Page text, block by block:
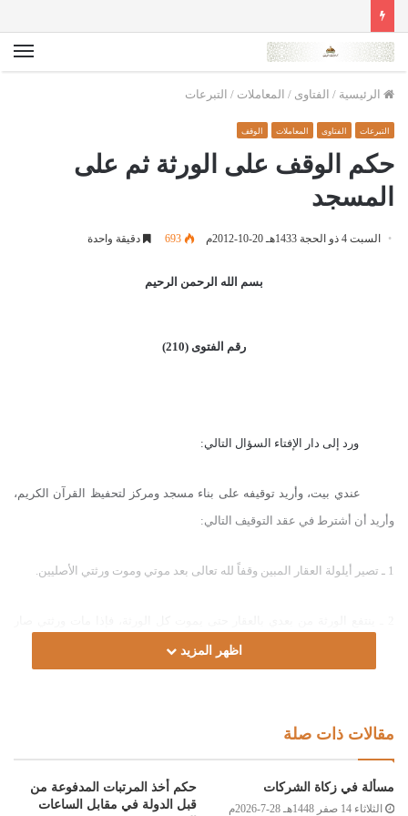
الرئيسية / الفتاوى / المعاملات / التبرعات
التبرعات الفتاوى المعاملات الوقف
حكم الوقف على الورثة ثم على
المسجد
السبت 4 ذو الحجة 1433هـ 20-10-2012م 693 دقيقة واحدة
بسم الله الرحمن الرحيم
رقم الفتوى (210)
ورد إلى دار الإفتاء السؤال التالي:
عندي بيت، وأريد توقيفه على بناء مسجد ومركز لتحفيظ القرآن الكريم،
وأريد أن أشترط في عقد التوقيف التالي:
1 ـ تصير أيلولة العقار المبين وقفاً لله تعالى بعد موتي وموت ورثتي الأصليين.
مركزٌ لتحفيظ القرآن.
4 ـ إذا كان في مقدور الورثة تنفيذ هذه الوصية في حياتهم بسبب استغنائهم عن
العقار صرف العقار للمسجد المذكور.
اظهر المزيد
مقالات ذات صلة
مسألة في زكاة الشركات
الثلاثاء 14 صفر 1448هـ 28-7-2026م
حكم أخذ المرتبات المدفوعة من
قبل الدولة في مقابل الساعات